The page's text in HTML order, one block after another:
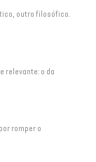
outro filosófico.
relevante: o da
romper o